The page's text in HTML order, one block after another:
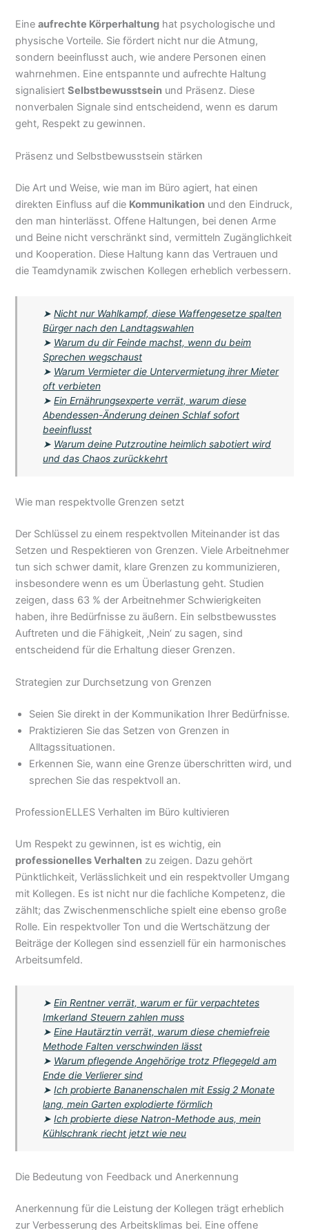
Eineaufrechte Körperhaltung hat psychologische und
physische Vorteile. Sie fördert nicht nur die Atmung,
sondern beeinflusst auch, wie andere Personen einen
wahrnehmen. Eine entspannte und aufrechte Haltung
signalisiertSelbstbewusstsein und Präsenz. Diese
nonverbalen Signale sind entscheidend, wenn es darum
geht, Respekt zu gewinnen.
Präsenz und Selbstbewusstsein stärken
Die Art und Weise, wie man im Büro agiert, hat einen
direkten Einfluss auf die Kommunikation und den Eindruck,
den man hinterlässt. Offene Haltungen, bei denen Arme
und Beine nicht verschränkt sind, vermitteln Zugänglichkeit
und Kooperation. Diese Haltung kann das Vertrauen und
die Teamdynamik zwischen Kollegen erheblich verbessern.
➤Nicht nur Wahlkampf, diese Waffengesetze spalten
Bürger nach den Landtagswahlen
➤ Warum du dir Feinde machst, wenn du beim
Sprechen wegschaust
➤ Warum Vermieter die Untervermietung ihrer Mieter
oft verbieten
➤Ein Ernährungsexperte verrät, warum diese
Abendessen-Änderung deinen Schlaf sofort
beeinflusst
➤ Warum deine Putzroutine heimlich sabotiert wird
und das Chaos zurückkehrt
Wie man respektvolle Grenzen setzt
Der Schlüssel zu einem respektvollen Miteinander ist das
Setzen und Respektieren von Grenzen. Viele Arbeitnehmer
tun sich schwer damit, klare Grenzen zu kommunizieren,
insbesondere wenn es um Überlastung geht. Studien
zeigen, dass 63 % der Arbeitnehmer Schwierigkeiten
haben, ihre Bedürfnisse zu äußern. Ein selbstbewusstes
Auftreten und die Fähigkeit, ‚Nein‘ zu sagen, sind
entscheidend für die Erhaltung dieser Grenzen.
Strategien zur Durchsetzung von Grenzen
Seien Sie direkt in der Kommunikation Ihrer Bedürfnisse.
Praktizieren Sie das Setzen von Grenzen in
Alltagssituationen.
Erkennen Sie, wann eine Grenze überschritten wird, und
sprechen Sie das respektvoll an.
ProfessionELLES Verhalten im Büro kultivieren
Um Respekt zu gewinnen, ist es wichtig, ein
professionelles Verhalten zu zeigen. Dazu gehört
Pünktlichkeit, Verlässlichkeit und ein respektvoller Umgang
mit Kollegen. Es ist nicht nur die fachliche Kompetenz, die
zählt; das Zwischenmenschliche spielt eine ebenso große
Rolle. Ein respektvoller Ton und die Wertschätzung der
Beiträge der Kollegen sind essenziell für ein harmonisches
Arbeitsumfeld.
➤Ein Rentner verrät, warum er für verpachtetes
Imkerland Steuern zahlen muss
➤Eine Hautärztin verrät, warum diese chemiefreie
Methode Falten verschwinden lässt
➤ Warum pflegende Angehörige trotz Pflegegeld am
Ende die Verlierer sind
➤Ich probierte Bananenschalen mit Essig 2 Monate
lang, mein Garten explodierte förmlich
➤Ich probierte diese Natron-Methode aus, mein
Kühlschrank riecht jetzt wie neu
Die Bedeutung von Feedback und Anerkennung
Anerkennung für die Leistung der Kollegen trägt erheblich
zur Verbesserung des Arbeitsklimas bei. Eine offene